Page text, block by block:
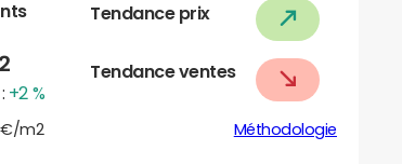
+2 %
Tendance prix
Tendance ventes
€/m2 Méthodologie